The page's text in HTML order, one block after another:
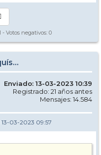
- Votos negativos: 0
Enviado: 13-03-2023 10:39
Registrado: 21 años antes
Mensajes: 14.584
13-03-2023 09:57